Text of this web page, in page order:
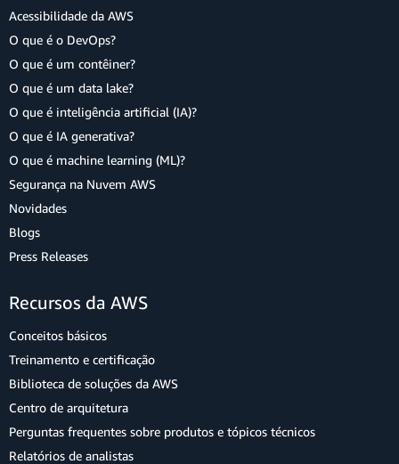
Acessibilidade da AWS
O que é o DevOps?
O que é um contêiner?
O que é um data lake?
O que é inteligência artificial (IA)?
O que é IA generativa?
O que é machine learning (ML)?
Segurança na Nuvem AWS
Novidades
Blogs
Press Releases
Recursos da AWS
Conceitos básicos
Treinamento e certificação
Biblioteca de soluções da AWS
Centro de arquitetura
Perguntas frequentes sobre produtos e tópicos técnicos
Relatórios de analistas